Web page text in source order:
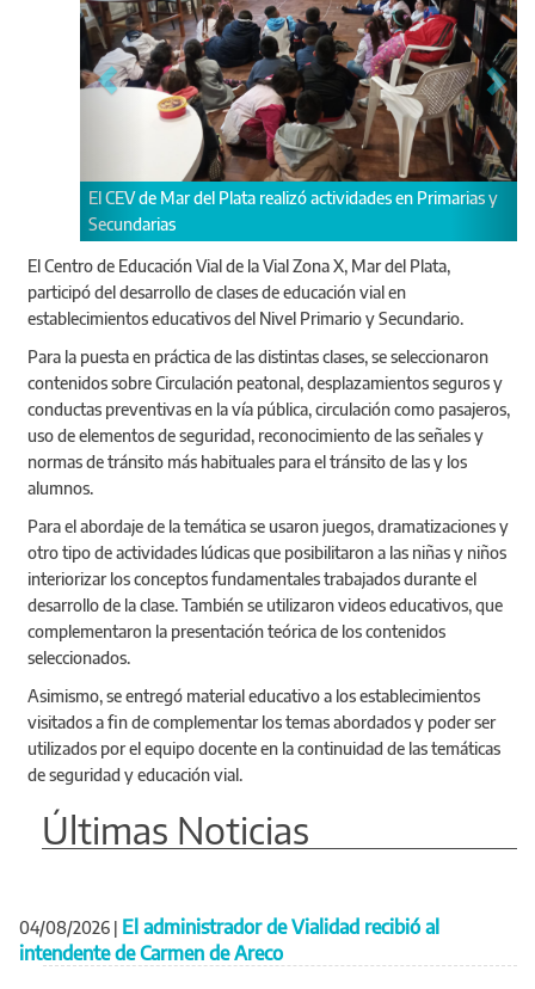
realizó actividades en Primarias y
Se usaron juegos,
El Centro de Educación Vial de la Vial Zona X, Mar del Plata,
participó del desarrollo de clases de educación vial en
establecimientos educativos del Nivel Primario y Secundario.
Para la puesta en práctica de las distintas clases, se seleccionaron
contenidos sobre Circulación peatonal, desplazamientos seguros y
conductas preventivas en la vía pública, circulación como pasajeros,
uso de elementos de seguridad, reconocimiento de las señales y
normas de tránsito más habituales para el tránsito de las y los
alumnos.
Para el abordaje de la temática se usaron juegos, dramatizaciones y
otro tipo de actividades lúdicas que posibilitaron a las niñas y niños
interiorizar los conceptos fundamentales trabajados durante el
desarrollo de la clase. También se utilizaron videos educativos, que
complementaron la presentación teórica de los contenidos
seleccionados.
Asimismo, se entregó material educativo a los establecimientos
visitados a fin de complementar los temas abordados y poder ser
utilizados por el equipo docente en la continuidad de las temáticas
de seguridad y educación vial.
Últimas Noticias
04/08/2026 | El administrador de Vialidad recibió al
intendente de Carmen de Areco